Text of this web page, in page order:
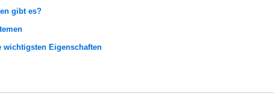
gibt es?
Eigenschaften